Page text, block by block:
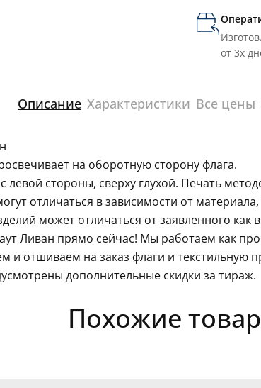
от 3х
Описание Характеристики Все цены
на оборотную сторону флага.
левой стороны, сверху глухой. Печать
отличаться в зависимости от
может отличаться от заявленного
Ливан прямо сейчас! Мы работаем как
и отшиваем на заказ флаги и текстильную
дополнительные скидки за тираж.
Похожие